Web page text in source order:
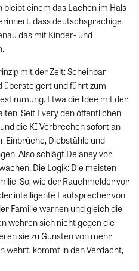
einem das Lachen im Hals
dass deutschsprachige
das mit Kinder- und
mit der Zeit: Scheinbar
und führt zum
Etwa die Idee mit der
Seit Every den öffentlichen
die KI Verbrechen sofort an
Einbrüche, Diebstähle und
Also schlägt Delaney vor,
Die Logik: Die meisten
So, wie der Rauchmelder vor
intelligente Lautsprecher von
Familie warnen und gleich die
wehren sich nicht gegen die
sie zu Gunsten von mehr
wehrt, kommt in den Verdacht,